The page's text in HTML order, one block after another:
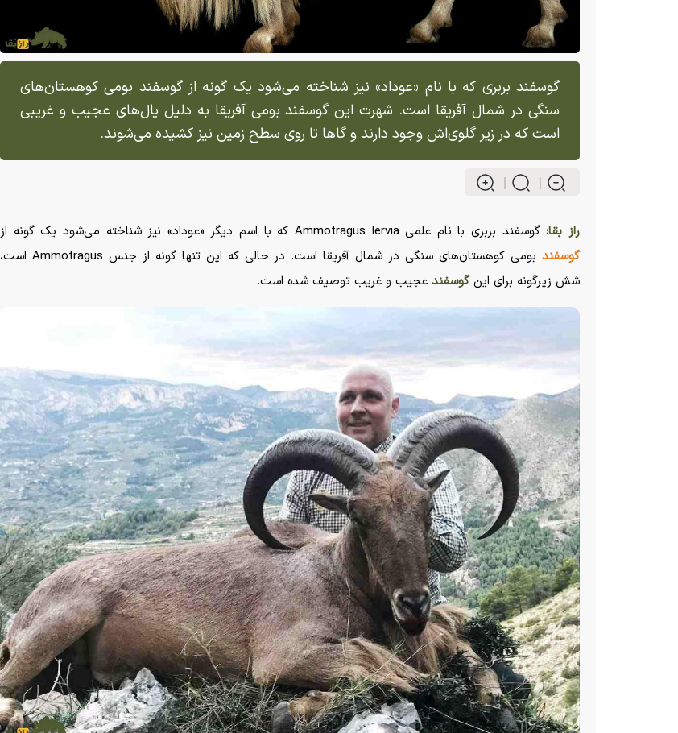
گوسفند بربری که با نام «عوداد» نیز شناخته می‌شود یک گونه از گوسفند بومی کوهستان‌های
سنگی در شمال آفریقا است. شهرت این گوسفند بومی آفریقا به دلیل یال‌های عجیب و غریبی
است که در زیر گلوی‌اش وجود دارند و گاها تا روی سطح زمین نیز کشیده می‌شوند.
راز بقا:گوسفند بربری با نام علمی Ammotragus lervia که با اسم دیگر «عوداد» نیز شناخته می‌شود یک گونه از
گوسفند
بومی کوهستان‌های سنگی در شمال آفریقا است. در حالی که این تنها گونه از جنس Ammotragus است،
شش زیرگونه برای اینگوسفند عجیب و غریب توصیف شده است.